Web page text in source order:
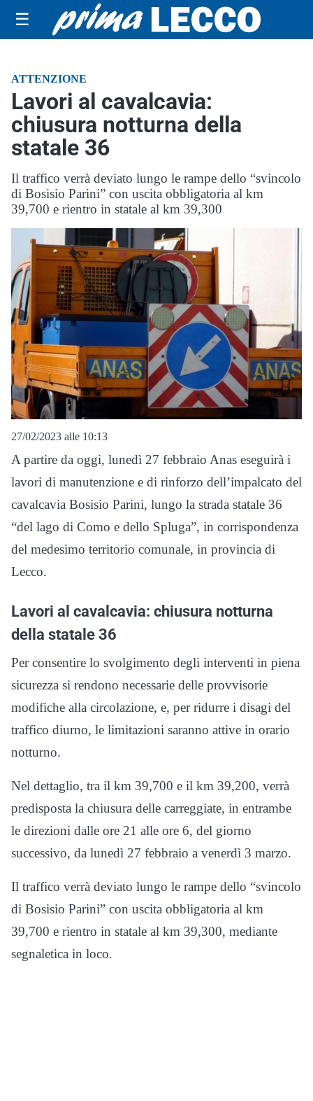
☰
ATTENZIONE
Lavori al cavalcavia:
chiusura notturna della
statale 36
Il traffico verrà deviato lungo le rampe dello “svincolo
di Bosisio Parini” con uscita obbligatoria al km
39,700 e rientro in statale al km 39,300
27/02/2023 alle 10:13
A partire da oggi, lunedì 27 febbraio Anas eseguirà i
lavori di manutenzione e di rinforzo dell’impalcato del
cavalcavia Bosisio Parini, lungo la strada statale 36
“del lago di Como e dello Spluga”, in corrispondenza
del medesimo territorio comunale, in provincia di
Lecco.
Lavori al cavalcavia: chiusura notturna
della statale 36
Per consentire lo svolgimento degli interventi in piena
sicurezza si rendono necessarie delle provvisorie
modifiche alla circolazione, e, per ridurre i disagi del
traffico diurno, le limitazioni saranno attive in orario
notturno.
Nel dettaglio, tra il km 39,700 e il km 39,200, verrà
predisposta la chiusura delle carreggiate, in entrambe
le direzioni dalle ore 21 alle ore 6, del giorno
successivo, da lunedì 27 febbraio a venerdì 3 marzo.
Il traffico verrà deviato lungo le rampe dello “svincolo
di Bosisio Parini” con uscita obbligatoria al km
39,700 e rientro in statale al km 39,300, mediante
segnaletica in loco.